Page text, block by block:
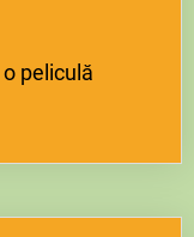
peliculă